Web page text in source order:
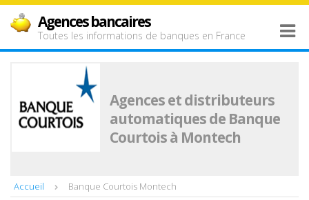
Agences bancaires
Toutes les informations de banques en France
Agences et distributeurs
automatiques de Banque
Courtois à Montech
Accueil Banque Courtois Montech